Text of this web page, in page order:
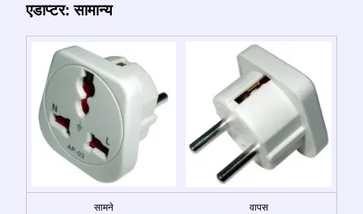
एडाप्टर: सामान्य
सामने वापस